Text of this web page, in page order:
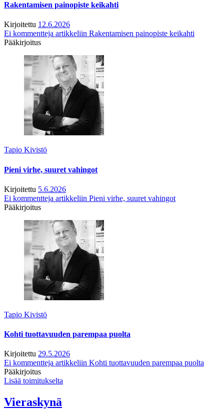
Rakentamisen painopiste keikahti
Kirjoitettu 12.6.2026
Ei kommentteja artikkeliin Rakentamisen painopiste keikahti
Pääkirjoitus
Tapio Kivistö
Pieni virhe, suuret vahingot
Kirjoitettu 5.6.2026
Ei kommentteja artikkeliin Pieni virhe, suuret vahingot
Pääkirjoitus
Tapio Kivistö
Kohti tuottavuuden parempaa puolta
Kirjoitettu 29.5.2026
Ei kommentteja artikkeliin Kohti tuottavuuden parempaa puolta
Pääkirjoitus
Lisää toimitukselta
Vieraskynä